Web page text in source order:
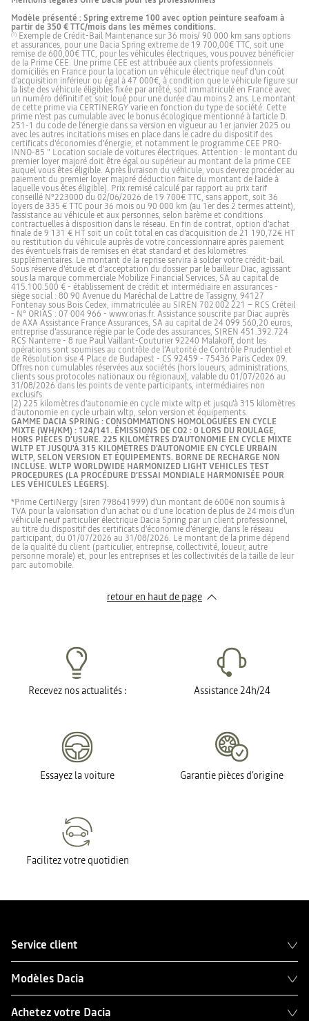
Modèle présenté : Spring extreme 100 avec option peinture seafoam à
partir de 350 € TTC/mois dans les mêmes conditions.
(1) Exemple de Crédit-Bail Maintenance sur 36 mois/ 90 000 km sans options
et assurances, pour une Dacia Spring extreme de 19 700,00€ TTC, soit une
remise de 600,00€ TTC, pour les véhicules électriques, vous pouvez bénéficier
de la Prime CEE. Une prime CEE est attribuée aux clients professionnels
domiciliés en France pour la location un véhicule électrique neuf d'un coût
d'acquisition inférieur ou égal à 47 000€, à condition que le véhicule figure sur
la liste des véhicule éligibles fixée par arrêté, soit immatriculé en France avec
un numéro définitif et soit loué pour une durée d'au moins 2 ans. Le montant
de cette prime via CERTINERGY varie en fonction du type de société. Cette
prime n’est pas cumulable avec le bonus écologique mentionné à l'article D.
251-1 du code de l'énergie dans sa version en vigueur au 1er janvier 2025 ou
avec les autres incitations mises en place dans le cadre du dispositif des
certificats d'économies d'énergie, et notamment le programme CEE PRO-
INNO-85 " Location sociale de voitures électriques. Attention : le montant du
premier loyer majoré doit être égal ou supérieur au montant de la prime CEE
auquel vous êtes éligible. Après livraison du véhicule, vous devrez procéder au
paiement du premier loyer majoré déduction faite du montant de l'aide à
laquelle vous êtes éligible). Prix remisé calculé par rapport au prix tarif
conseillé N°223000 du 02/06/2026 de 19 700€ TTC, sans apport, soit 36
loyers de 335 € TTC pour 36 mois ou 90 000 km (au 1er des 2 termes atteint),
l'assistance au véhicule et aux personnes, selon barème et conditions
contractuelles à disposition dans le réseau. En fin de contrat, option d’achat
finale de 9 131 € HT soit un coût total en cas d’acquisition de 21 190,72€ HT
ou restitution du véhicule auprès de votre concessionnaire après paiement
des éventuels frais de remises en état standard et des kilomètres
supplémentaires. Le montant de la reprise servira à solder votre crédit-bail.
Sous réserve d'étude et d’acceptation du dossier par le bailleur Diac, agissant
sous la marque commerciale Mobilize Financial Services, SA au capital de
415.100.500 € - établissement de crédit et intermédiaire en assurances -
siège social : 80 90 Avenue du Maréchal de Lattre de Tassigny, 94127
Fontenay sous Bois Cedex, immatriculée au SIREN 702 002 221 – RCS Créteil
- N° ORIAS : 07 004 966 - www.orias.fr. Assistance souscrite par Diac auprès
de AXA Assistance France Assurances, SA au capital de 24 099 560,20 euros,
entreprise d’assurance régie par le Code des assurances, SIREN 451.392.724
RCS Nanterre - 8 rue Paul Vaillant-Couturier 92240 Malakoff, dont les
opérations sont soumises au contrôle de l’Autorité de Contrôle Prudentiel et
de Résolution sise 4 Place de Budapest - CS 92459 - 75436 Paris Cedex 09.
Offres non cumulables réservées aux sociétés (hors loueurs, administrations,
clients sous protocoles nationaux ou régionaux), valable du 01/07/2026 au
31/08/2026 dans les points de vente participants, intermédiaires non
exclusifs.
(2) 225 kilomètres d’autonomie en cycle mixte wltp et jusqu'à 315 kilomètres
d'autonomie en cycle urbain wltp, selon version et équipements.
GAMME DACIA SPRING : CONSOMMATIONS HOMOLOGUÉES EN CYCLE
MIXTE (WH/KM) : 124/141. ÉMISSIONS DE CO2 : 0 LORS DU ROULAGE,
HORS PIÈCES D’USURE. 225 KILOMÈTRES D’AUTONOMIE EN CYCLE MIXTE
WLTP ET JUSQU'À 315 KILOMÈTRES D'AUTONOMIE EN CYCLE URBAIN
WLTP, SELON VERSION ET ÉQUIPEMENTS. BORNE DE RECHARGE NON
INCLUSE. WLTP WORLDWIDE HARMONIZED LIGHT VEHICLES TEST
PROCEDURES (LA PROCÉDURE D'ESSAI MONDIALE HARMONISÉE POUR
LES VÉHICULES LÉGERS).
*Prime CertiNergy (siren 798641999) d’un montant de 600€ non soumis à
TVA pour la valorisation d’un achat ou d’une location de plus de 24 mois d’un
véhicule neuf particulier électrique Dacia Spring par un client professionnel,
au titre du dispositif des certificats d’économie d’énergie, dans le réseau
participant, du 01/07/2026 au 31/08/2026. Le montant de la prime dépend
de la qualité du client (particulier, entreprise, collectivité, loueur, autre
personne morale) et, pour les entreprises et les collectivités de la taille de leur
parc automobile.​​
retour en haut de page​
Recevez nos actualités : Assistance 24h/24
Essayez la voiture Garantie pièces d'origine
Facilitez votre quotidien
Service client
Modèles Dacia
Achetez votre Dacia